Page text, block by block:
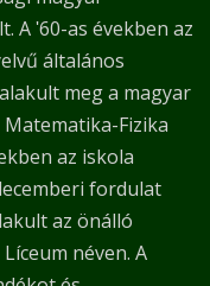
A ʹ60-as években az
általános
meg a magyar
Fizika
az iskola
fordulat
az önálló
néven. A